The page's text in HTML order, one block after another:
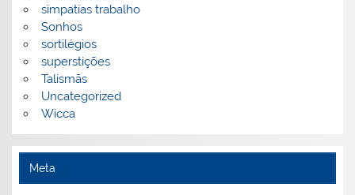
simpatias trabalho
Sonhos
sortilégios
superstições
Talismãs
Uncategorized
Wicca
Meta